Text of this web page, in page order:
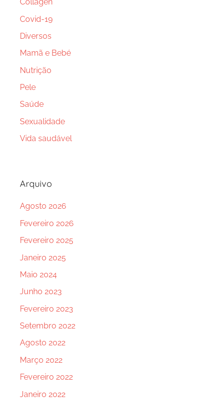
Collagen
Covid-19
Diversos
Mamã e Bebé
Nutrição
Pele
Saúde
Sexualidade
Vida saudável
Arquivo
Agosto 2026
Fevereiro 2026
Fevereiro 2025
Janeiro 2025
Maio 2024
Junho 2023
Fevereiro 2023
Setembro 2022
Agosto 2022
Março 2022
Fevereiro 2022
Janeiro 2022